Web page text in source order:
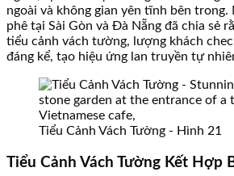
ngoài và không gian yên tĩnh bên trong.
phê tại Sài Gòn và Đà Nẵng đã chia sẻ
tiểu cảnh vách tường, lượng khách
đáng kể, tạo hiệu ứng lan truyền tự
Tiểu Cảnh Vách Tường - Hình 21
Tiểu Cảnh Vách Tường Kết Hợp